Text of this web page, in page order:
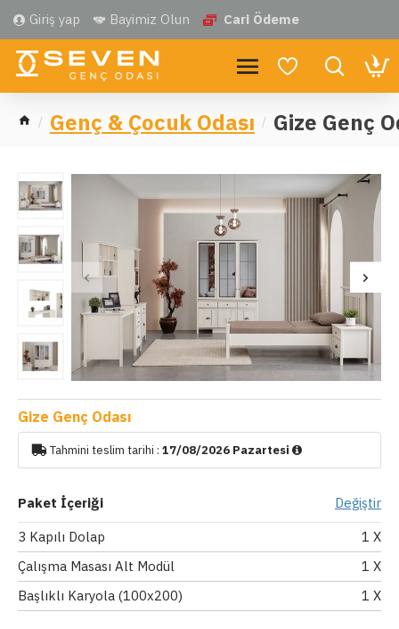
Giriş yap Bayimiz Olun Cari Ödeme
Genç & Çocuk Odası Gize Genç
Gize Genç Odası
Tahmini teslim tarihi : 17/08/2026 Pazartesi
Paket İçeriği
Değiştir
3 Kapılı Dolap
1 X
Çalışma Masası Alt Modül
1 X
Başlıklı Karyola (100x200)
1 X